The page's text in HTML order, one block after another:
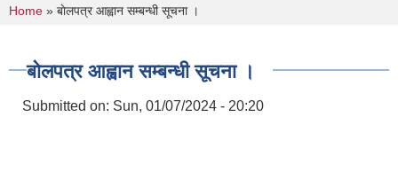
You are here
Home » बाेलपत्र आह्वान सम्बन्धी सूचना ।
बाेलपत्र आह्वान सम्बन्धी सूचना ।
Submitted on: Sun, 01/07/2024 - 20:20